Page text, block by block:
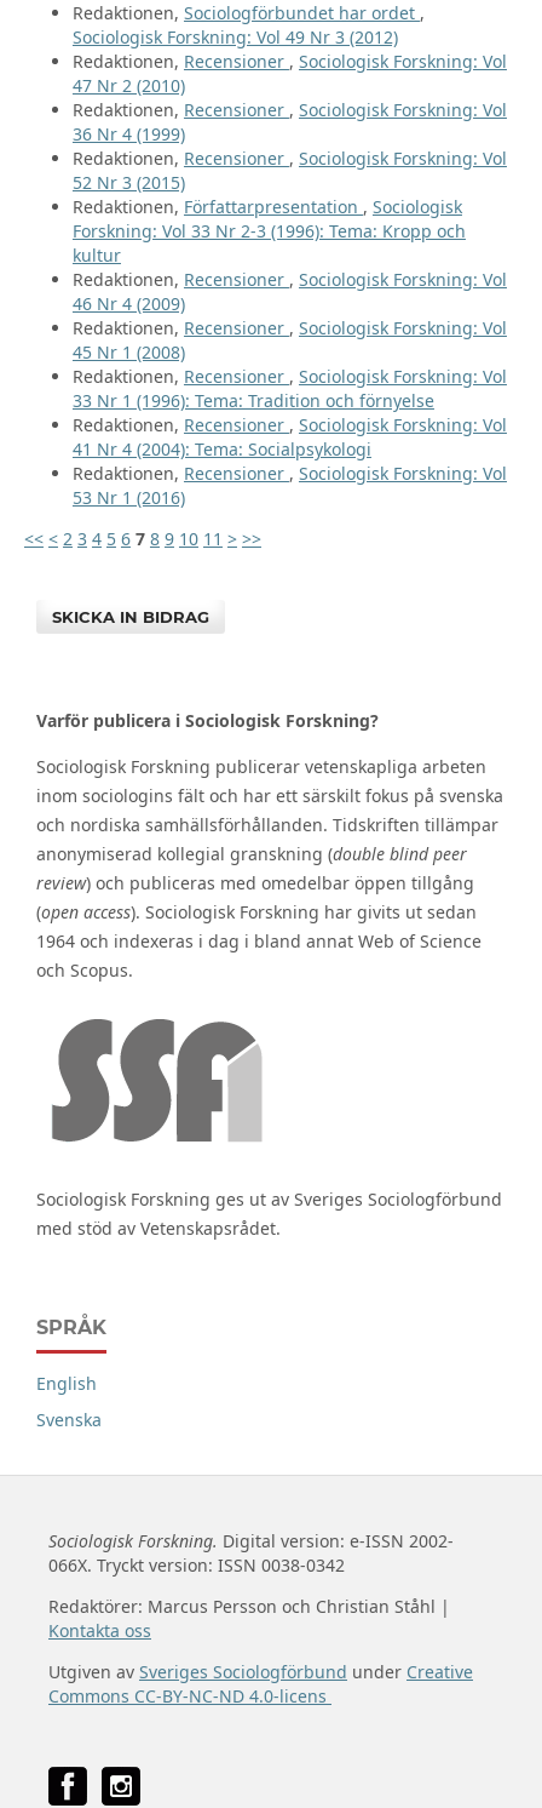
Redaktionen, Sociologförbundet har ordet ,
Sociologisk Forskning: Vol 49 Nr 3 (2012)
Redaktionen, Recensioner , Sociologisk Forskning: Vol
47 Nr 2 (2010)
Redaktionen, Recensioner , Sociologisk Forskning: Vol
36 Nr 4 (1999)
Redaktionen, Recensioner , Sociologisk Forskning: Vol
52 Nr 3 (2015)
Redaktionen, Författarpresentation , Sociologisk
Forskning: Vol 33 Nr 2-3 (1996): Tema: Kropp och
kultur
Redaktionen, Recensioner , Sociologisk Forskning: Vol
46 Nr 4 (2009)
Redaktionen, Recensioner , Sociologisk Forskning: Vol
45 Nr 1 (2008)
Redaktionen, Recensioner , Sociologisk Forskning: Vol
33 Nr 1 (1996): Tema: Tradition och förnyelse
Redaktionen, Recensioner , Sociologisk Forskning: Vol
41 Nr 4 (2004): Tema: Socialpsykologi
Redaktionen, Recensioner , Sociologisk Forskning: Vol
53 Nr 1 (2016)
<< < 2 3 4 5 6 7 8 9 10 11 > >>
SKICKA IN BIDRAG
Varför publicera i Sociologisk Forskning?
Sociologisk Forskning publicerar vetenskapliga arbeten
inom sociologins fält och har ett särskilt fokus på svenska
och nordiska samhällsförhållanden. Tidskriften tillämpar
anonymiserad kollegial granskning (double blind peer
review) och publiceras med omedelbar öppen tillgång
(open access). Sociologisk Forskning har givits ut sedan
1964 och indexeras i dag i bland annat Web of Science
och Scopus.
Sociologisk Forskning ges ut av Sveriges Sociologförbund
med stöd av Vetenskapsrådet.
SPRÅK
English
Svenska
Sociologisk Forskning. Digital version: e-ISSN 2002-
066X. Tryckt version: ISSN 0038-0342
Redaktörer: Marcus Persson och Christian Ståhl |
Kontakta oss
Utgiven av Sveriges Sociologförbund under Creative
Commons CC-BY-NC-ND 4.0-licens